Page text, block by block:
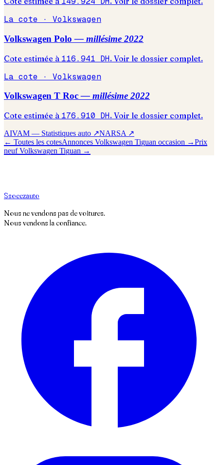
La cote · Volkswagen
Volkswagen Polo — millésime 2022
Cote estimée à 116.941 DH. Voir le dossier complet.
La cote · Volkswagen
Volkswagen T Roc — millésime2022
Cote estimée à 176.910 DH. Voir le dossier complet.
AIVAM — Statistiques auto ↗NARSA ↗
← Toutes les cotesAnnonces Volkswagen Tiguan occasion →Prix
neufVolkswagen Tiguan →
Ssoeezauto
Nous ne vendons pas de voitures.
Nous vendons la confiance.